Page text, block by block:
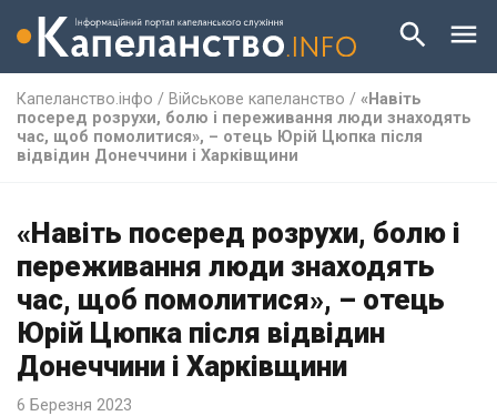
Капеланство.інфо / Військове капеланство / «Навіть
посеред розрухи, болю і переживання люди знаходять
час, щоб помолитися», – отець Юрій Цюпка після
відвідин Донеччини і Харківщини
«Навіть посеред розрухи, болю і
переживання люди знаходять
час, щоб помолитися», – отець
Юрій Цюпка після відвідин
Донеччини і Харківщини
6 Березня 2023